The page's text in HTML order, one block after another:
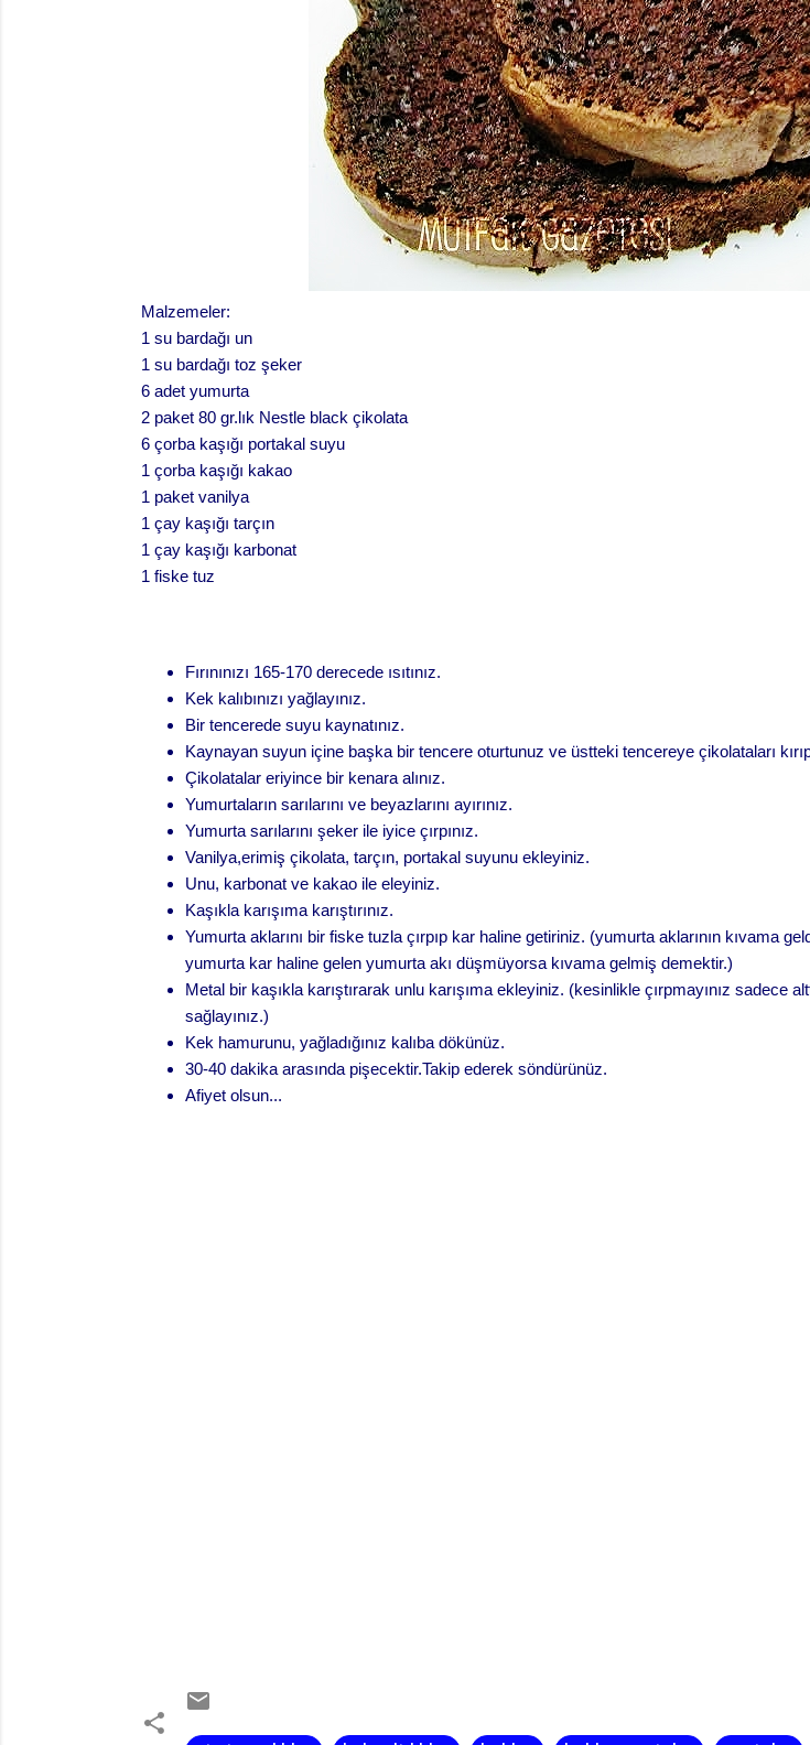
Malzemeler:
1 su bardağı un
1 su bardağı toz şeker
6 adet yumurta
2 paket 80 gr.lık Nestle black çikolata
6 çorba kaşığı portakal suyu
1 çorba kaşığı kakao
1 paket vanilya
1 çay kaşığı tarçın
1 çay kaşığı karbonat
1 fiske tuz
Fırınınızı 165-170 derecede ısıtınız.
Kek kalıbınızı yağlayınız.
Bir tencerede suyu kaynatınız.
Kaynayan suyun içine başka bir tencere oturtunuz ve üstteki tencereye çikolataları
Çikolatalar eriyince bir kenara alınız.
Yumurtaların sarılarını ve beyazlarını ayırınız.
Yumurta sarılarını şeker ile iyice çırpınız.
Vanilya,erimiş çikolata, tarçın, portakal suyunu ekleyiniz.
Unu, karbonat ve kakao ile eleyiniz.
Kaşıkla karışıma karıştırınız.
Yumurta aklarını bir fiske tuzla çırpıp kar haline getiriniz. (yumurta aklarının kıvama
yumurta kar haline gelen yumurta akı düşmüyorsa kıvama gelmiş demektir.)
Metal bir kaşıkla karıştırarak unlu karışıma ekleyiniz. (kesinlikle çırpmayınız sadece
sağlayınız.)
Kek hamurunu, yağladığınız kalıba dökünüz.
30-40 dakika arasında pişecektir.Takip ederek söndürünüz.
Afiyet olsun...